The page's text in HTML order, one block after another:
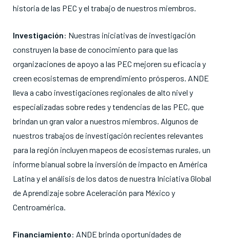
historia de las PEC y el trabajo de nuestros miembros.
Investigación: Nuestras iniciativas de investigación
construyen la base de conocimiento para que las
organizaciones de apoyo a las PEC mejoren su eficacia y
creen ecosistemas de emprendimiento prósperos. ANDE
lleva a cabo investigaciones regionales de alto nivel y
especializadas sobre redes y tendencias de las PEC, que
brindan un gran valor a nuestros miembros. Algunos de
nuestros trabajos de investigación recientes relevantes
para la región incluyen mapeos de ecosistemas rurales, un
informe bianual sobre la inversión de impacto en América
Latina y el análisis de los datos de nuestra Iniciativa Global
de Aprendizaje sobre Aceleración para México y
Centroamérica.
Financiamiento: ANDE brinda oportunidades de